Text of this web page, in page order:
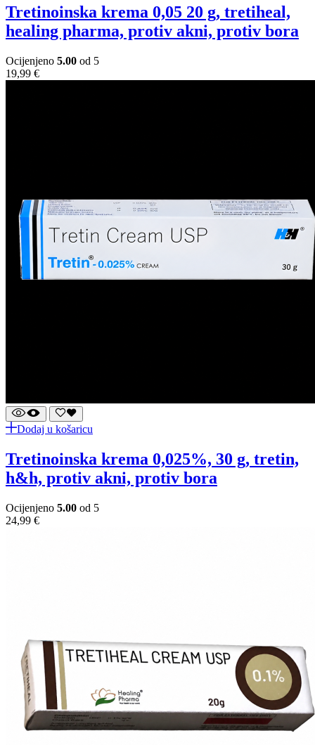
tretinoinska krema 0,05 20 g, tretiheal,
healing pharma, protiv akni, protiv bora
Ocijenjeno 5.00 od 5
19,99 €
Dodaj u košaricu
tretinoinska krema 0,025%, 30 g, tretin,
h&h, protiv akni, protiv bora
Ocijenjeno 5.00 od 5
24,99 €